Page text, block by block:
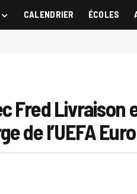
CALENDRIER ÉCOLES
Fred Livraison
de l’UEFA